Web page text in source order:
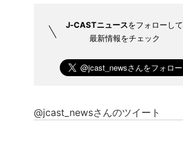
J-CASTニュースをフォローして
最新情報をチェック
@jcast_newsさんのツイート